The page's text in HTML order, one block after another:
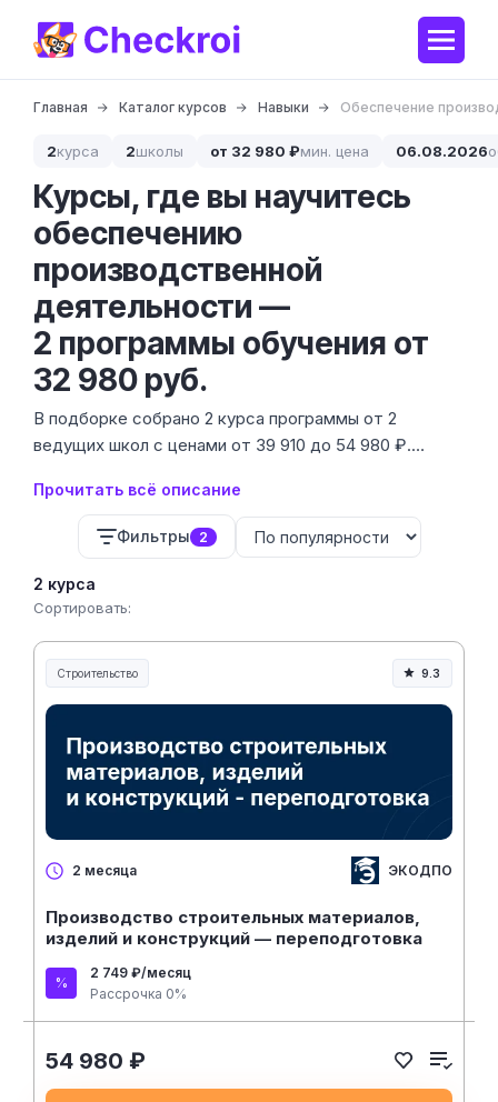
Главная Каталог курсов Навыки Обеспечение
2курса 2школы от 32 980 ₽мин. цена 06.08.2026
Курсы, где вы научитесь
обеспечению
производственной
деятельности —
2 программы обучения от
32 980 руб.
В подборке собрано 2 курса программы от 2
ведущих школ с ценами от 39 910 до 54 980 ₽.
это не просто закупка сырья, а сложная система от
планирования загрузки станков до контроля
отгрузки готовой продукции.
Прочитать всё описание
Фильтры 2
2 курса
Сортировать:
Строительство
Строительство и инженерия
9.3
2 месяца ЭКОДПО
Производство строительных материалов,
изделий и конструкций — переподготовка
2 749 ₽/месяц
Рассрочка 0%
54 980 ₽